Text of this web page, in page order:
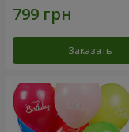
Заказать